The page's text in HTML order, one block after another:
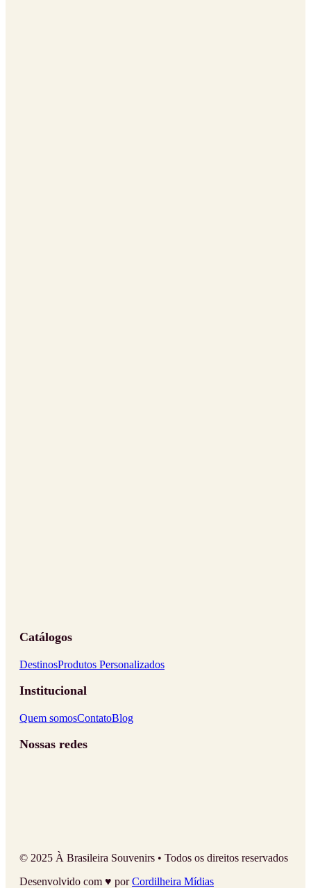
Catálogos
DestinosProdutos Personalizados
Institucional
Quem somosContatoBlog
Nossas redes
© 2025 À Brasileira Souvenirs • Todos os direitos reservados
Desenvolvido com ♥ porCordilheira Mídias